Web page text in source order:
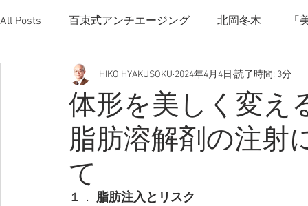
All Posts 百束式アンチエージング 北岡冬木 「
バストを大きくする前に読んでおく本 新項目
体形を美しく変え
脂肪溶解剤の注射
て
HIKO HYAKUSOKU 2024年4月4日 読了時間: 3分
１． 脂肪注入とリスク